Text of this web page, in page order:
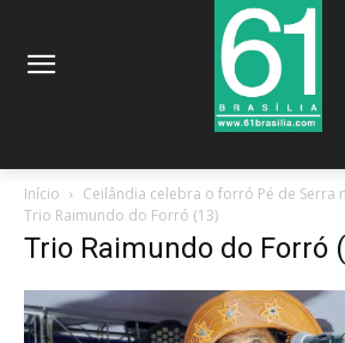
Início
Ceilândia celebra o forró Pé de Serra
Trio Raimundo do Forró (13)
Trio Raimundo do Forró